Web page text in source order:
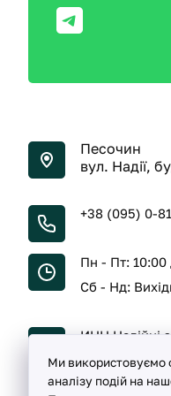
Песочин
вул. Надії,
+38 (095) 0-
Пн - Пт: 10:00
Сб - Нд:
ИНН Надійні
Ми використовуємо
аналізу подій на